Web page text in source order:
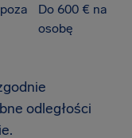
Do 600 € na
osobę
odległości